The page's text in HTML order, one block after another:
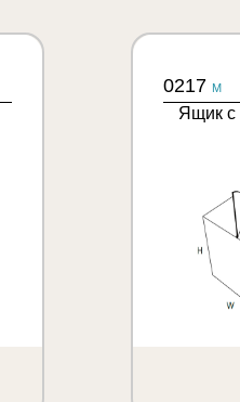
0217 M
Ящик с